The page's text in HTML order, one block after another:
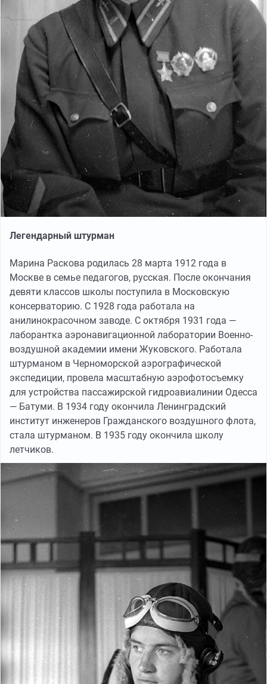
Легендарный штурман
Марина Раскова родилась 28 марта 1912 года в
Москве в семье педагогов, русская. После окончания
девяти классов школы поступила в Московскую
консерваторию. С 1928 года работала на
анилинокрасочном заводе. С октября 1931 года —
лаборантка аэронавигационной лаборатории Военно-
воздушной академии имени Жуковского. Работала
штурманом в Черноморской аэрографической
экспедиции, провела масштабную аэрофотосъемку
для устройства пассажирской гидроавиалинии Одесса
— Батуми. В 1934 году окончила Ленинградский
институт инженеров Гражданского воздушного флота,
стала штурманом. В 1935 году окончила школу
летчиков.